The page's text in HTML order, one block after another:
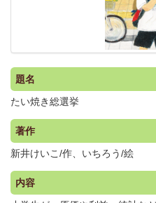
題名
たい焼き総選挙
著作
新井けいこ/作、いちろう/絵
内容